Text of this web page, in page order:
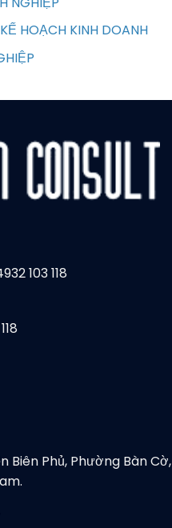
HOẠCH KINH DOANH
103 118
Biên Phủ, Phường Bàn Cờ,